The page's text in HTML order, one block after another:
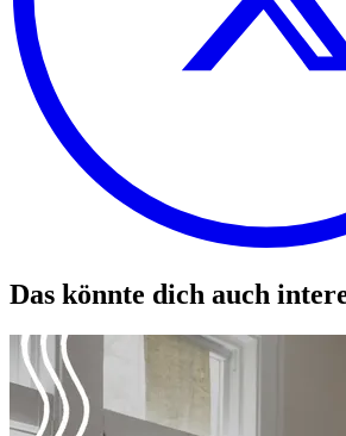
Das könnte dich auch